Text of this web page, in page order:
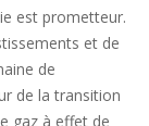
est prometteur.
et de
de
de la transition
gaz à effet de